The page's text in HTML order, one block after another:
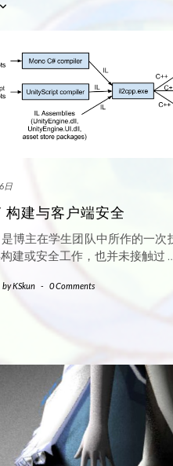
日
建与客户端安全
博主在学生团队中所作的一次
建或安全工作，也并未接触过
byKSkun - 0 Comments